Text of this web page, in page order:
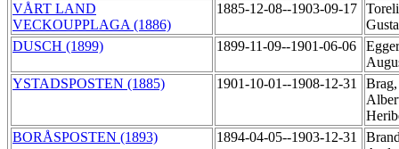
VÅRT LAND
VECKOUPPLAGA (1886)
1885-12-08--1903-09-17
DUSCH (1899)
1899-11-09--1901-06-06
YSTADSPOSTEN (1885)
1901-10-01--1908-12-31
Brag,
BORÅSPOSTEN (1893)
1894-04-05--1903-12-31